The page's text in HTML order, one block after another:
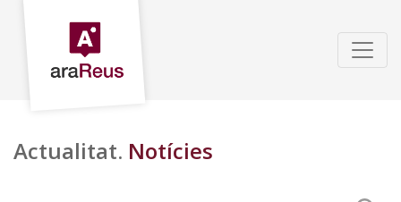
Actualitat. Notícies